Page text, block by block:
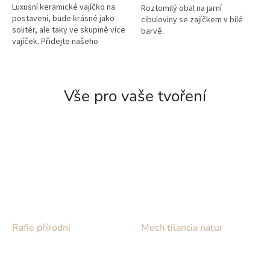
Luxusní keramické vajíčko na
postavení, bude krásné jako
solitér, ale taky ve skupině více
vajíček. Přidejte našeho
Roztomilý obal na jarní
cibuloviny se zajíčkem v bílé
barvě.
Vše pro vaše tvoření
Rafie přírodní Mech tilancia natur